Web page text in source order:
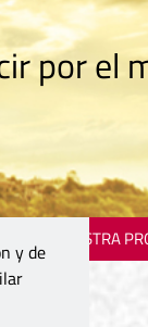
por el
MOSTRA
y de